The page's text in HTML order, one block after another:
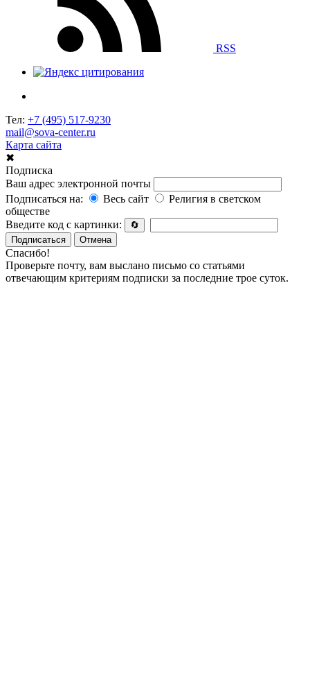
RSS
Тел: +7 (495) 517-9230
mail@sova-center.ru
Карта сайта
✖
Подписка
Ваш адрес электронной почты
Подписаться на:
Весь сайт
Религия в светском
обществе
Введите код с картинки:
🔄
Подписаться
Отмена
Спасибо!
Проверьте почту, вам выслано письмо со статьями
отвечающим критериям подписки за последние трое суток.